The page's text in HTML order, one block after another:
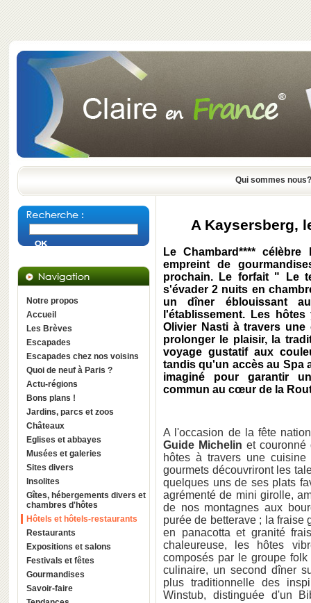
Qui sommes nous?
Notre propos
Accueil
Les Brèves
Escapades
Escapades chez nos voisins
Quoi de neuf à Paris ?
Actu-régions
Bons plans !
Jardins, parcs et zoos
Châteaux
Eglises et abbayes
Musées et galeries
Sites divers
Insolites
Gîtes, hébergements divers et
chambres d'hôtes
Hôtels et hôtels-restaurants
Restaurants
Expositions et salons
Festivals et fêtes
Gourmandises
Savoir-faire
A Kaysersberg,
Le Chambard****
empreint de
prochain. Le forfait " Le
s'évader 2 nuits en
un dîner éblouissant
l'établissement. Les
Olivier Nasti à travers
prolonger le plaisir, la
voyage gustatif aux
tandis qu'un accès au Spa
imaginé pour garantir
commun au cœur de la
A l'occasion de la fête
Guide Michelin et
hôtes à travers une
gourmets découvriront les
quelques uns de ses plats
agrémenté de mini girolle,
de nos montagnes aux
purée de betterave ; la fraise
en panacotta et granité
chaleureuse, les hôtes
composés par le groupe folk
culinaire, un second dîner
plus traditionnelle des
Winstub, distinguée d'un